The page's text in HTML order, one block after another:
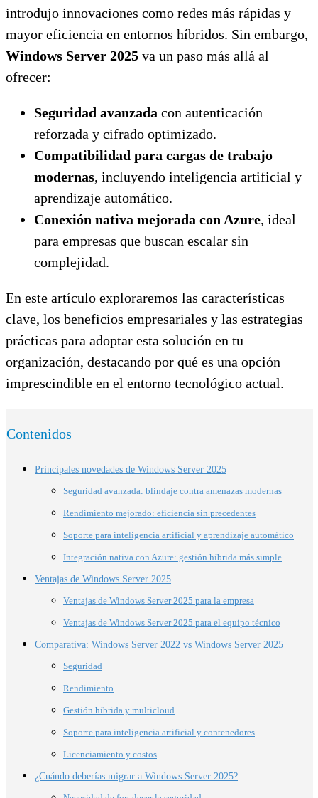
introdujo innovaciones como redes más rápidas y
mayor eficiencia en entornos híbridos. Sin embargo,
Windows Server 2025 va un paso más allá al
ofrecer:
Seguridad avanzada con autenticación
reforzada y cifrado optimizado.
Compatibilidad para cargas de trabajo
modernas, incluyendo inteligencia artificial y
aprendizaje automático.
Conexión nativa mejorada con Azure, ideal
para empresas que buscan escalar sin
complejidad.
En este artículo exploraremos las características
clave, los beneficios empresariales y las estrategias
prácticas para adoptar esta solución en tu
organización, destacando por qué es una opción
imprescindible en el entorno tecnológico actual.
Contenidos
Principales novedades de Windows Server 2025
Seguridad avanzada: blindaje contra amenazas modernas
Rendimiento mejorado: eficiencia sin precedentes
Soporte para inteligencia artificial y aprendizaje automático
Integración nativa con Azure: gestión híbrida más simple
Ventajas de Windows Server 2025
Ventajas de Windows Server 2025 para la empresa
Ventajas de Windows Server 2025 para el equipo técnico
Comparativa: Windows Server 2022 vs Windows Server 2025
Seguridad
Rendimiento
Gestión híbrida y multicloud
Soporte para inteligencia artificial y contenedores
Licenciamiento y costos
¿Cuándo deberías migrar a Windows Server 2025?